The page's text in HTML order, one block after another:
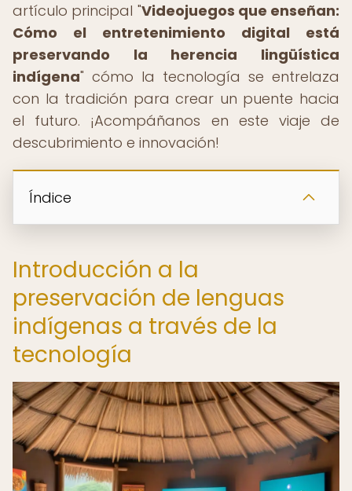
artículo principal "Videojuegos que enseñan:
Cómo el entretenimiento digital está
preservando la herencia lingüística
indígena" cómo la tecnología se entrelaza
con la tradición para crear un puente hacia
el futuro. ¡Acompáñanos en este viaje de
descubrimiento e innovación!
Índice
Introducción a la
preservación de lenguas
indígenas a través de la
tecnología